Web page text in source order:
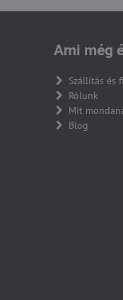
Ami még
Szállítás és
Rólunk
Mit
Blog